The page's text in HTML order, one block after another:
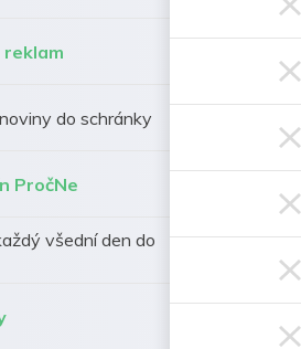
reklam
do schránky
PročNe
všední den do